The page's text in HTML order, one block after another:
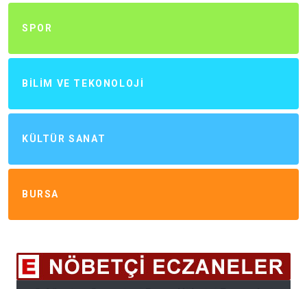
SPOR
BILIM VE TEKONOLOJI
KÜLTÜR SANAT
BURSA